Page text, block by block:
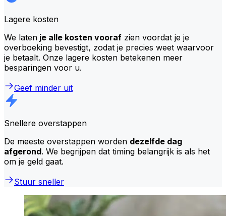
Lagere kosten
We laten je alle kosten vooraf zien voordat je je
overboeking bevestigt, zodat je precies weet waarvoor
je betaalt. Onze lagere kosten betekenen meer
besparingen voor u.
Geef minder uit
Snellere overstappen
De meeste overstappen worden dezelfde dag
afgerond. We begrijpen dat timing belangrijk is als het
om je geld gaat.
Stuur sneller